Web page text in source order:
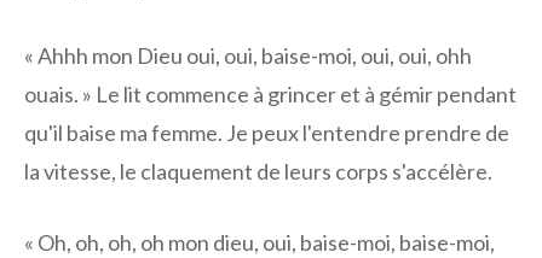
« Ahhh mon Dieu oui, oui, baise-moi, oui, oui, ohh
ouais. » Le lit commence à grincer et à gémir pendant
qu'il baise ma femme. Je peux l'entendre prendre de
la vitesse, le claquement de leurs corps s'accélère.
« Oh, oh, oh, oh mon dieu, oui, baise-moi, baise-moi,